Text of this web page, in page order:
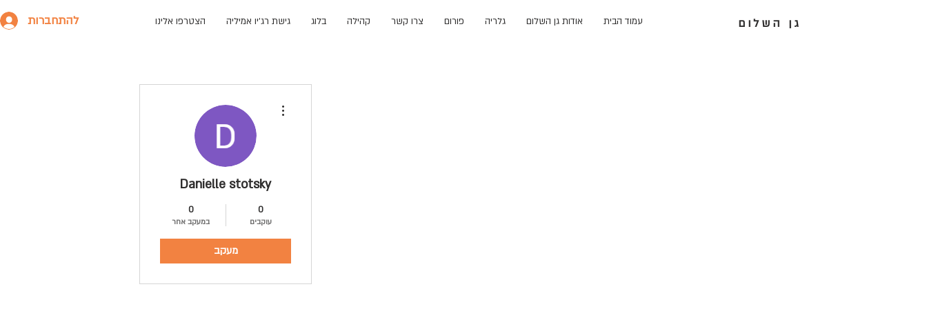
להתחברות עמוד הבית אודות גן השלום גלריה פורום צרו קשר קהילה בלוג גישת רג׳יו אמיליה הצטרפו אלינו
Danielle stotsky
0
עוקבים
0
במעקב אחר
מעקב
גן השלום